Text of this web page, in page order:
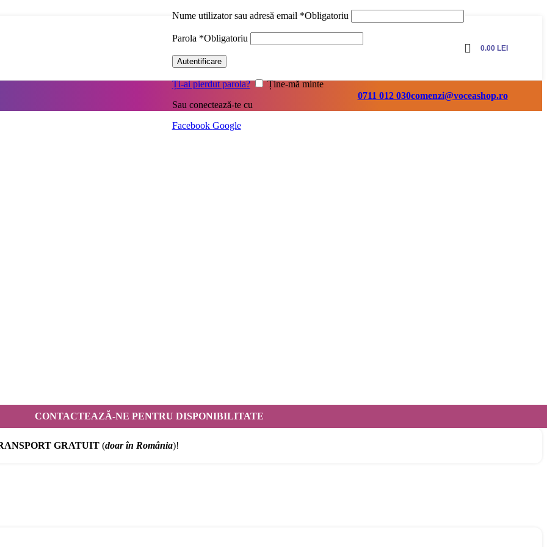
Nume utilizator sau adresă email *Obligatoriu
Parola *Obligatoriu
Autentificare
Ți-ai pierdut parola?
Ține-mă minte
Sau conectează-te cu
Facebook Google
0.00 LEI
0711 012 030comenzi@voceashop.ro
CONTACTEAZĂ-NE PENTRU DISPONIBILITATE
GRATUIT (doar în România)!